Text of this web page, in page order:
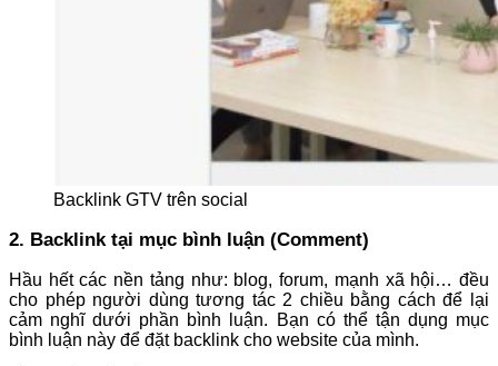
Backlink GTV trên social
2. Backlink tại mục bình luận (Comment)
Hầu hết các nền tảng như: blog, forum, mạnh xã hội… đều
cho phép người dùng tương tác 2 chiều bằng cách để lại
cảm nghĩ dưới phần bình luận. Bạn có thể tận dụng mục
bình luận này để đặt backlink cho website của mình.